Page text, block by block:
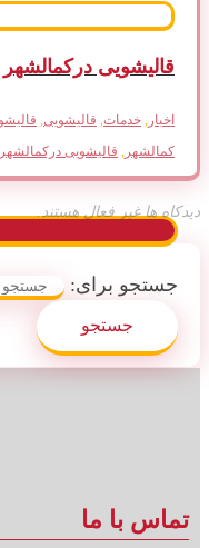
قالیشویی
اخبار خدمات قالیشویی
کمالشهر
قالیشویی
دیدکاه ها غیر فعال هستند.
جستجو برای:
تماس با ما